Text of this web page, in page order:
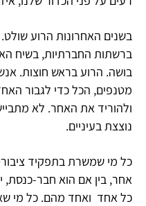
בשנים האחרונות הרוע שולט.
ברשתות החברתיות, בשיח
בושה. הרוע בראש חוצות.
מטנפים, הכל כדי לגבור
ולהוריד את האחר. לא
נוצצת בעיניים.
כל מי שמשרת בתפקיד
אחר, בין אם הוא חבר-
כל אחד ואחד מהם. כל מי